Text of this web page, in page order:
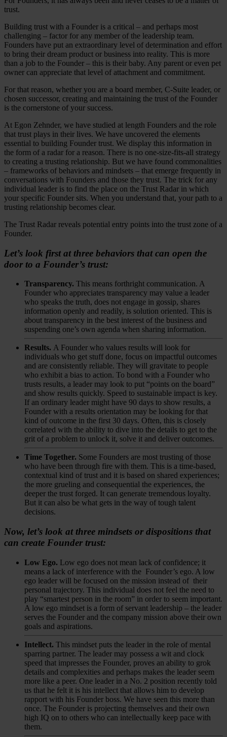
trust.
Building trust with a Founder is a critical – and perhaps most
challenging – factor for any member of the leadership team.
Founders have put an extraordinary level of determination and effort
to bring their dream product or business into reality. This is more
than a job to the Founder – this is their baby. Any parent or even pet
owner can appreciate that level of attachment and commitment.
For that reason, whether you are a board member, C-Suite leader, or
chosen successor, creating and maintaining the trust of the Founder
is the cornerstone of your success.
At Egon Zehnder, we have studied at length Founders and the role
that trust plays in their lives. We have uncovered the elements
essential to building Founder trust. We display this information in
the form of a radar for a reason. There is no one-size-fits-all strategy
to creating a trusting relationship. But we have found commonalities
– frameworks of behaviors and mindsets – that emerge frequently in
conversations with Founders and those they trust. The trick for any
individual leader is to find the place on the Trust Radar in which
your specific Founder sits. When you understand that, your path to a
trusting relationship becomes clear.
The Trust Radar reveals potential entry points into the trust zone of a
Founder.
Let’s look first at three behaviors that can open the
door to a Founder’s trust:
Transparency. This means forthright communication. A
Founder who appreciates transparency may value a leader
who speaks the truth, does not engage in gossip, shares
information openly and readily, is solution oriented. This is
about transparency in the best interest of the business and
suspending one’s own agenda when sharing information.
Results. A Founder who values results will look for
individuals who get stuff done, focus on impactful outcomes
and are consistently reliable. They will gravitate to people
who exhibit a bias to action. To bond with a Founder who
trusts results, a leader may look to put “points on the board”
and show results quickly. Speed to sustainable impact is key.
If an ordinary leader might have 90 days to show results, a
Founder with a results orientation may be looking for that
kind of outcome in the first 30 days. Often, this is closely
correlated with the ability to dive into the details to get to the
grit of a problem to unlock it, solve it and deliver outcomes.
Time Together. Some Founders are most trusting of those
who have been through fire with them. This is a time-based,
contextual kind of trust and it is based on shared experiences;
the more grueling and consequential the experiences, the
deeper the trust forged. It can generate tremendous loyalty.
But it can also be what gets in the way of tough talent
decisions.
Now, let’s look at three mindsets or dispositions that
can create Founder trust:
Low Ego. Low ego does not mean lack of confidence; it
means a lack of interference with the Founder’s ego. A low
ego leader will be focused on the mission instead of their
personal trajectory. This individual does not feel the need to
play “smartest person in the room” in order to seem important.
A low ego mindset is a form of servant leadership – the leader
serves the Founder and the company mission above their own
goals and aspirations.
Intellect. This mindset puts the leader in the role of mental
sparring partner. The leader may possess a wit and clock
speed that impresses the Founder, proves an ability to grok
details and complexities and perhaps makes the leader seem
more like a peer. One leader in a No. 2 position recently told
us that he felt it is his intellect that allows him to develop
rapport with his Founder boss. We have seen this more than
once. The Founder is projecting themselves and their own
high IQ on to others who can intellectually keep pace with
them.